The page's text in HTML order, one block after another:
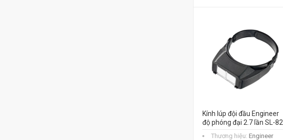
Kính lúp đội đầu Engineer
độ phóng đại 2.7 lần SL-82
Thương hiệu: Engineer